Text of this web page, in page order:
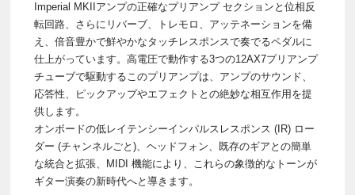
Imperial MKIIアンプの正確なプリアンプ セクションと位相反
転回路、さらにリバーブ、トレモロ、アッテネーションを備
え、倍音豊かで鮮やかなタッチレスポンスで奏でるペダルに
仕上がっています。高電圧で動作する3つの12AX7プリアンプ
チューブで駆動するこのプリアンプは、アンプのサウンド、
応答性、ピックアップやエフェクトとの絶妙な相互作用を提
供します。
オンボードの低レイテンシーインパルスレスポンス (IR) ロー
ダー (チャンネルごと)、ヘッドフォン、既存のギアとの簡単
な統合と拡張、MIDI 機能により、これらの象徴的なトーンが
ギター演奏の新時代へと導きます。